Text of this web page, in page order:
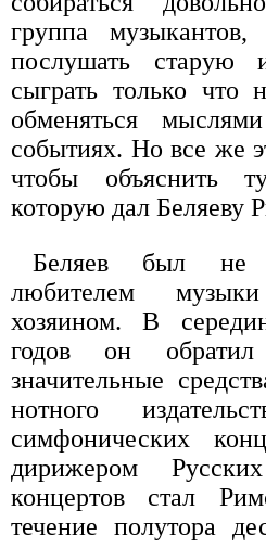
группа
послушать старую
сыграть только что
обменяться
событиях. Но все же
чтобы объяснить
которую дал Беляеву
Беляев был не
любителем
хозяином. В
годов он
значительные
нотного
симфонических
дирижером
концертов стал
течение полутора